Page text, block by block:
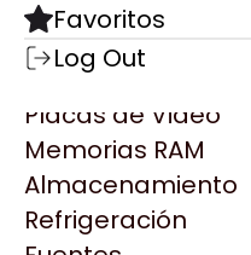
Componentes
Motherboards
Microprocesadores
Placas de Video
Memorias RAM
Almacenamiento
Refrigeración
Todas las Marcas
AMD
AULA
Acer
Adata
AeroCool
Destacadas
Favoritos
Log Out